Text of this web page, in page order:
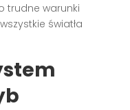
trudne warunki
światła